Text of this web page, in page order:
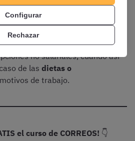
de ocupación
cuenta que también puede
no salariales, cuando así
de las dietas o
de trabajo.
el curso de CORREOS! 👇
Configurar
Rechazar